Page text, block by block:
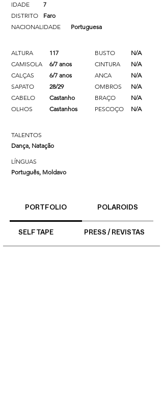
IDADE
7
DISTRITO
Faro
NACIONALIDADE
Portuguesa
ALTURA
117
CAMISOLA
6/7 anos
CALÇAS
6/7 anos
SAPATO
28/29
CABELO
Castanho
OLHOS
Castanhos
BUSTO
N/A
CINTURA
N/A
ANCA
N/A
OMBROS
N/A
BRAÇO
N/A
PESCOÇO
N/A
TALENTOS
Dança, Natação
LÍNGUAS
Português, Moldavo
PORTFOLIO POLAROIDS
SELF TAPE PRESS / REVISTAS